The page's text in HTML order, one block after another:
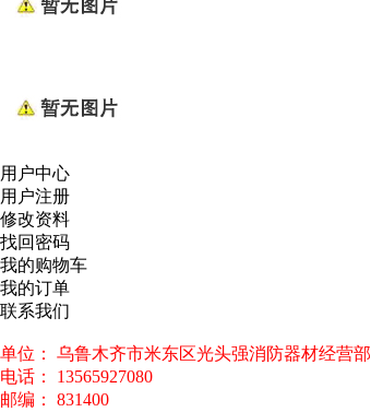
用户中心
用户注册
修改资料
找回密码
我的购物车
我的订单
联系我们
单位： 乌鲁木齐市米东区光头强消防器材经营部
电话： 13565927080
邮编： 831400